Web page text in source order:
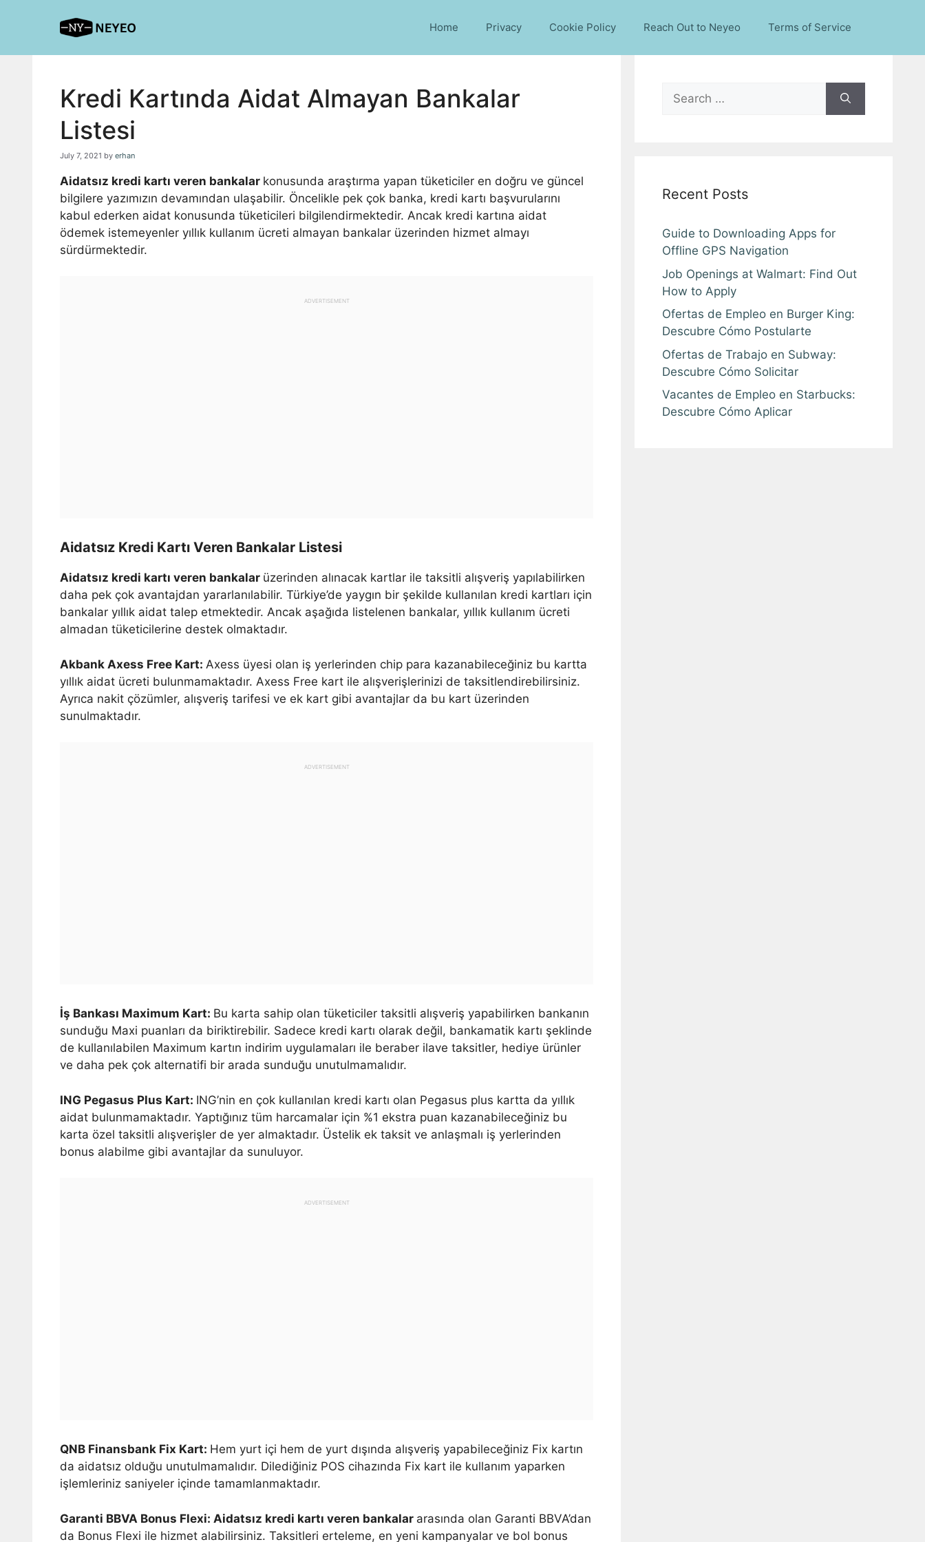
Home Privacy Cookie Policy Reach Out to Neyeo Terms of Service
Kredi Kartında Aidat Almayan Bankalar
Listesi
July 7, 2021 by erhan
Aidatsız kredi kartı veren bankalar konusunda araştırma yapan tüketiciler en doğru ve güncel
bilgilere yazımızın devamından ulaşabilir. Öncelikle pek çok banka, kredi kartı başvurularını
kabul ederken aidat konusunda tüketicileri bilgilendirmektedir. Ancak kredi kartına aidat
ödemek istemeyenler yıllık kullanım ücreti almayan bankalar üzerinden hizmet almayı
sürdürmektedir.
ADVERTISEMENT
Aidatsız Kredi Kartı Veren Bankalar Listesi
Aidatsız kredi kartı veren bankalar üzerinden alınacak kartlar ile taksitli alışveriş yapılabilirken
daha pek çok avantajdan yararlanılabilir. Türkiye’de yaygın bir şekilde kullanılan kredi kartları için
bankalar yıllık aidat talep etmektedir. Ancak aşağıda listelenen bankalar, yıllık kullanım ücreti
almadan tüketicilerine destek olmaktadır.
Akbank Axess Free Kart: Axess üyesi olan iş yerlerinden chip para kazanabileceğiniz bu kartta
yıllık aidat ücreti bulunmamaktadır. Axess Free kart ile alışverişlerinizi de taksitlendirebilirsiniz.
Ayrıca nakit çözümler, alışveriş tarifesi ve ek kart gibi avantajlar da bu kart üzerinden
sunulmaktadır.
ADVERTISEMENT
İş Bankası Maximum Kart: Bu karta sahip olan tüketiciler taksitli alışveriş yapabilirken bankanın
sunduğu Maxi puanları da biriktirebilir. Sadece kredi kartı olarak değil, bankamatik kartı şeklinde
de kullanılabilen Maximum kartın indirim uygulamaları ile beraber ilave taksitler, hediye ürünler
ve daha pek çok alternatifi bir arada sunduğu unutulmamalıdır.
ING Pegasus Plus Kart: ING’nin en çok kullanılan kredi kartı olan Pegasus plus kartta da yıllık
aidat bulunmamaktadır. Yaptığınız tüm harcamalar için %1 ekstra puan kazanabileceğiniz bu
karta özel taksitli alışverişler de yer almaktadır. Üstelik ek taksit ve anlaşmalı iş yerlerinden
bonus alabilme gibi avantajlar da sunuluyor.
ADVERTISEMENT
QNB Finansbank Fix Kart: Hem yurt içi hem de yurt dışında alışveriş yapabileceğiniz Fix kartın
da aidatsız olduğu unutulmamalıdır. Dilediğiniz POS cihazında Fix kart ile kullanım yaparken
işlemleriniz saniyeler içinde tamamlanmaktadır.
Garanti BBVA Bonus Flexi: Aidatsız kredi kartı veren bankalar arasında olan Garanti BBVA’dan
da Bonus Flexi ile hizmet alabilirsiniz. Taksitleri erteleme, en yeni kampanyalar ve bol bonus
Search
for:
Recent Posts
Guide to Downloading Apps for
Offline GPS Navigation
Job Openings at Walmart: Find Out
How to Apply
Ofertas de Empleo en Burger King:
Descubre Cómo Postularte
Ofertas de Trabajo en Subway:
Descubre Cómo Solicitar
Vacantes de Empleo en Starbucks:
Descubre Cómo Aplicar